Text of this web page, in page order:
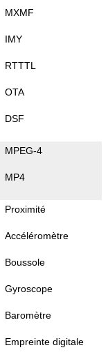
MXMF
IMY
RTTTL
OTA
DSF
MPEG-4
MP4
Proximité
Accéléromètre
Boussole
Gyroscope
Baromètre
Empreinte digitale